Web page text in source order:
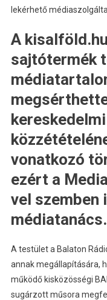
lekérhető
A
sajtótermék
vonatkozó
ezért a
vel
médiatanács.
A testület a Balaton
annak megállapítására,
működő kisközösségi
sugárzott műsora